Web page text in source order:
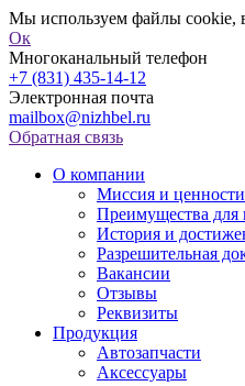
Мы используем файлы cookie,
Ок
Многоканальный телефон
+7 (831) 435-14-12
Электронная почта
mailbox@nizhbel.ru
Обратная связь
О компании
Миссия и ценности
Преимущества для
История и
Разрешительная
Вакансии
Отзывы
Реквизиты
Продукция
Автозапчасти
Аксессуары